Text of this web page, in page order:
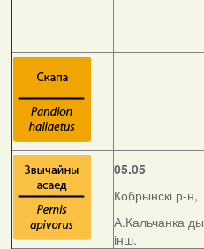
05.05
Кобрынскі р-н,
А.Кальчанка ды
інш.